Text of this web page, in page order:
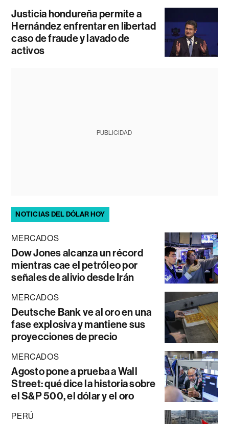
Justicia hondureña permite a
Hernández enfrentar en libertad
caso de fraude y lavado de
activos
PUBLICIDAD
NOTICIAS DEL DÓLAR HOY
MERCADOS
Dow Jones alcanza un récord
mientras cae el petróleo por
señales de alivio desde Irán
MERCADOS
Deutsche Bank ve al oro en una
fase explosiva y mantiene sus
proyecciones de precio
MERCADOS
Agosto pone a prueba a Wall
Street: qué dice la historia sobre
el S&P 500, el dólar y el oro
PERÚ